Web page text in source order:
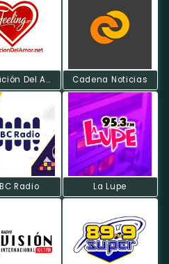
La Estación Del Amor Cadena Noticias
Radio La Lupe